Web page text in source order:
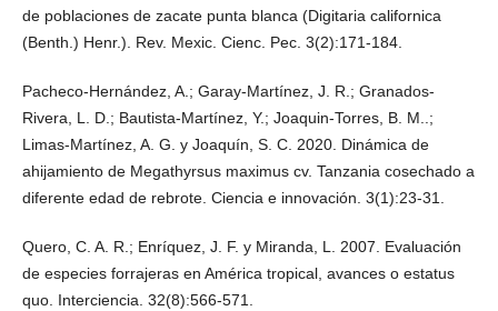
de poblaciones de zacate punta blanca (Digitaria californica
(Benth.) Henr.). Rev. Mexic. Cienc. Pec. 3(2):171-184.
Pacheco-Hernández, A.; Garay-Martínez, J. R.; Granados-
Rivera, L. D.; Bautista-Martínez, Y.; Joaquin-Torres, B. M..;
Limas-Martínez, A. G. y Joaquín, S. C. 2020. Dinámica de
ahijamiento de Megathyrsus maximus cv. Tanzania cosechado a
diferente edad de rebrote. Ciencia e innovación. 3(1):23-31.
Quero, C. A. R.; Enríquez, J. F. y Miranda, L. 2007. Evaluación
de especies forrajeras en América tropical, avances o estatus
quo. Interciencia. 32(8):566-571.